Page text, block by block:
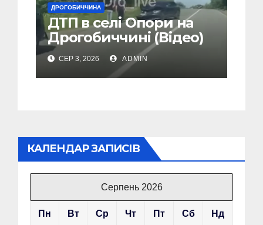
ДРОГОБИЧЧИНА
ДТП в селі Опори на
Дрогобиччині (Відео)
СЕР 3, 2026 ADMIN
КАЛЕНДАР ЗАПИСІВ
Серпень 2026
Пн Вт Ср Чт Пт Сб Нд